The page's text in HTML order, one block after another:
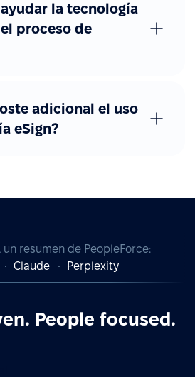
la tecnología
proceso de
adicional el uso
eSign?
un resumen de PeopleForce:
Claude Perplexity
People focused.